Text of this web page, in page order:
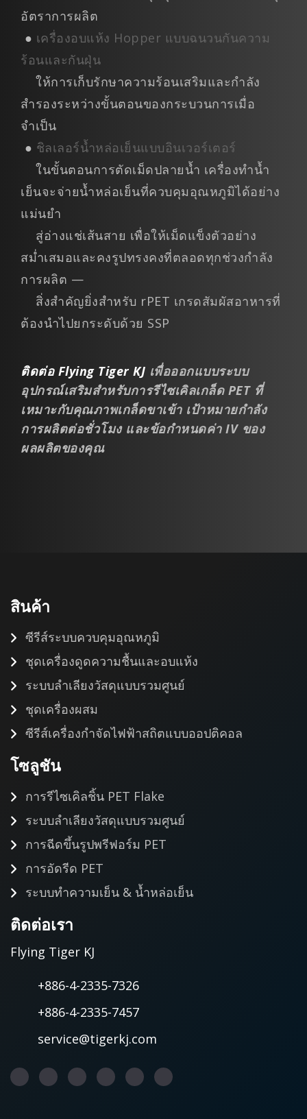
อัตราการผลิต
● เครื่องอบแห้ง Hopper แบบฉนวนกันความ
ร้อนและกันฝุ่น
ให้การเก็บรักษาความร้อนเสริมและกำลัง
สำรองระหว่างขั้นตอนของกระบวนการเมื่อ
จำเป็น
● ชิลเลอร์น้ำหล่อเย็นแบบอินเวอร์เตอร์
ในขั้นตอนการตัดเม็ดปลายน้ำ เครื่องทำน้ำ
เย็นจะจ่ายน้ำหล่อเย็นที่ควบคุมอุณหภูมิได้อย่าง
แม่นยำ
สู่อ่างแช่เส้นสาย เพื่อให้เม็ดแข็งตัวอย่าง
สม่ำเสมอและคงรูปทรงคงที่ตลอดทุกช่วงกำลัง
การผลิต —
สิ่งสำคัญยิ่งสำหรับ rPET เกรดสัมผัสอาหารที่
ต้องนำไปยกระดับด้วย SSP
ติดต่อ Flying Tiger KJ เพื่อออกแบบระบบ
อุปกรณ์เสริมสำหรับการรีไซเคิลเกล็ด PET ที่
เหมาะกับคุณภาพเกล็ดขาเข้า เป้าหมายกำลัง
การผลิตต่อชั่วโมง และข้อกำหนดค่า IV ของ
ผลผลิตของคุณ
สินค้า
ซีรีส์ระบบควบคุมอุณหภูมิ
ชุดเครื่องดูดความชื้นและอบแห้ง
ระบบลำเลียงวัสดุแบบรวมศูนย์
ชุดเครื่องผสม
ซีรีส์เครื่องกำจัดไฟฟ้าสถิตแบบออปติคอล
โซลูชัน
การรีไซเคิลชิ้น PET Flake
ระบบลำเลียงวัสดุแบบรวมศูนย์
การฉีดขึ้นรูปพรีฟอร์ม PET
การอัดรีด PET
ระบบทำความเย็น & น้ำหล่อเย็น
ติดต่อเรา
Flying Tiger KJ
+886-4-2335-7326
+886-4-2335-7457
service@tigerkj.com